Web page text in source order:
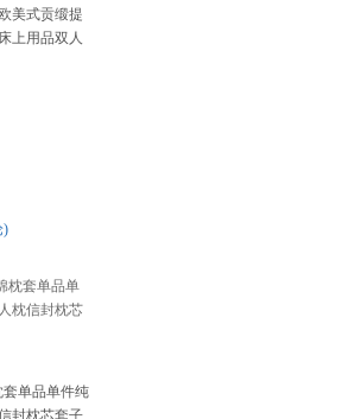
美式贡缎提
上用品双人
)
单品单件纯
封枕芯套子